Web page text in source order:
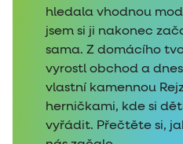
hledala vhodnou
jsem si ji nakonec
sama. Z domácího
vyrostl obchod a
vlastní kamennou
herničkami, kde si
vyřádit. Přečtěte si,